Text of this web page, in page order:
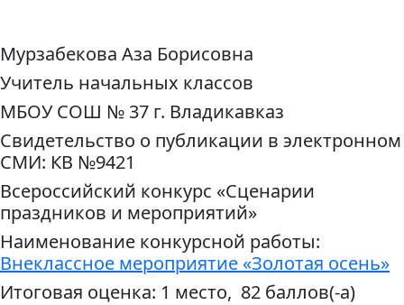
Мурзабекова Аза Борисовна
Учитель начальных классов
МБОУ СОШ № 37 г. Владикавказ
Свидетельство о публикации в электронном
СМИ: КВ №9421
Всероссийский конкурс «Сценарии
праздников и мероприятий»
Наименование конкурсной работы:
Внеклассное мероприятие «Золотая осень»
Итоговая оценка: 1 место, 82 баллов(-а)